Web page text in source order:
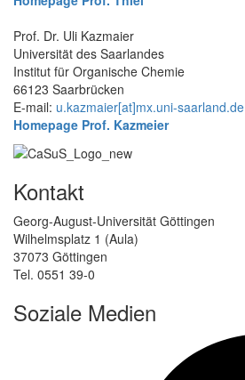
Prof. Dr. Uli Kazmaier
Universität des Saarlandes
Institut für Organische Chemie
66123 Saarbrücken
E-mail: u.kazmaier[at]mx.uni-saarland.de
Homepage Prof. Kazmeier
Kontakt
Georg-August-Universität Göttingen
Wilhelmsplatz 1 (Aula)
37073 Göttingen
Tel. 0551 39-0
Soziale Medien